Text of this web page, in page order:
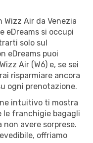
Air da Venezia
eDreams si occupi
solo sul
eDreams puoi
Air (W6) e, se sei
risparmiare ancora
ogni prenotazione.
intuitivo ti mostra
franchigie bagagli
non avere sorprese.
offriamo